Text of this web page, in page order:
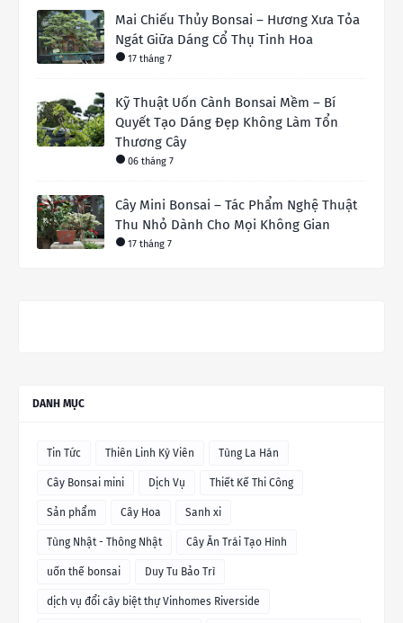
Mai Chiếu Thủy Bonsai – Hương Xưa Tỏa
Ngát Giữa Dáng Cổ Thụ Tinh Hoa
17 tháng 7
Kỹ Thuật Uốn Cành Bonsai Mềm – Bí
Quyết Tạo Dáng Đẹp Không Làm Tổn
Thương Cây
06 tháng 7
Cây Mini Bonsai – Tác Phẩm Nghệ Thuật
Thu Nhỏ Dành Cho Mọi Không Gian
17 tháng 7
DANH MỤC
Tin Tức Thiên Linh Kỳ Viên Tùng La Hán
Cây Bonsai mini Dịch Vụ Thiết Kế Thi Công
Sản phẩm Cây Hoa Sanh xi
Tùng Nhật - Thông Nhật Cây Ăn Trái Tạo Hình
uốn thế bonsai Duy Tu Bảo Trì
dịch vụ đổi cây biệt thự Vinhomes Riverside